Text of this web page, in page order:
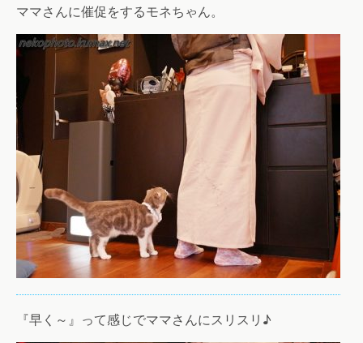
ママさんに催促をするモネちゃん。
『早く～』って感じでママさんにスリスリ♪